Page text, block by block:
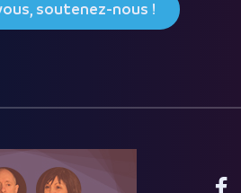
soutenez-nous !